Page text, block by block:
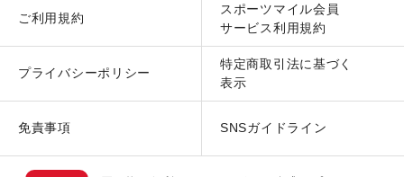
ご利用規約
スポーツマイル会員
サービス利用規約
プライバシーポリシー
特定商取引法に基づく
表示
免責事項 SNSガイドライン